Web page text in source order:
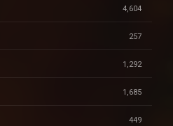
4,604
257
1,292
1,685
449